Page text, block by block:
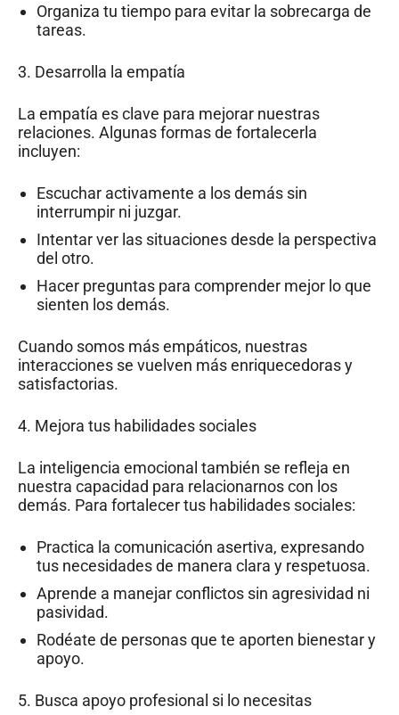
Organiza tu tiempo para evitar la sobrecarga de
tareas.
3. Desarrolla la empatía
La empatía es clave para mejorar nuestras
relaciones. Algunas formas de fortalecerla
incluyen:
Escuchar activamente a los demás sin
interrumpir ni juzgar.
Intentar ver las situaciones desde la perspectiva
del otro.
Hacer preguntas para comprender mejor lo que
sienten los demás.
Cuando somos más empáticos, nuestras
interacciones se vuelven más enriquecedoras y
satisfactorias.
4. Mejora tus habilidades sociales
La inteligencia emocional también se refleja en
nuestra capacidad para relacionarnos con los
demás. Para fortalecer tus habilidades sociales:
Practica la comunicación asertiva, expresando
tus necesidades de manera clara y respetuosa.
Aprende a manejar conflictos sin agresividad ni
pasividad.
Rodéate de personas que te aporten bienestar y
apoyo.
5. Busca apoyo profesional si lo necesitas